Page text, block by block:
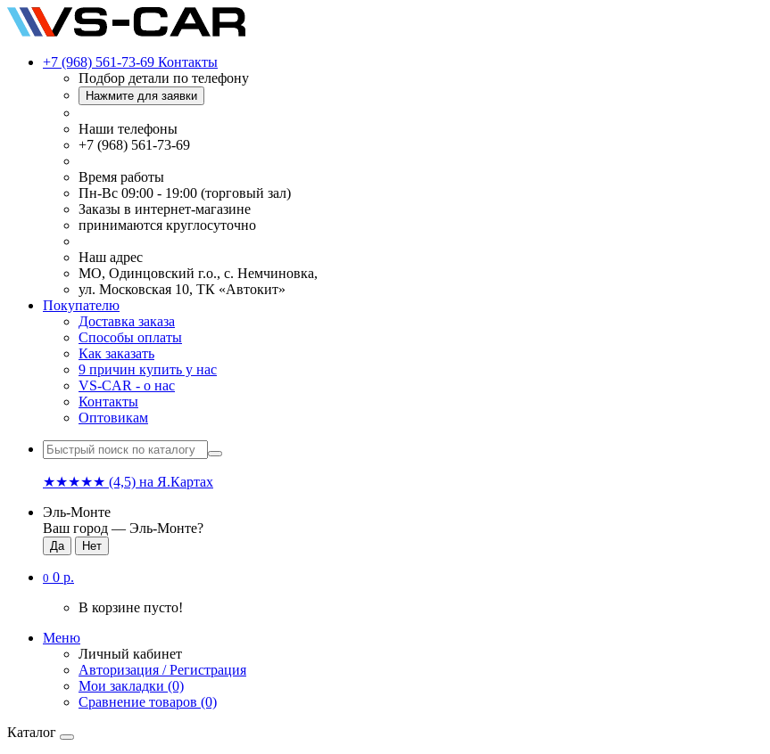
+7 (968) 561-73-69 Контакты
Подбор детали по телефону
Нажмите для заявки
Наши телефоны
+7 (968) 561-73-69
Время работы
Пн-Вс 09:00 - 19:00 (торговый зал)
Заказы в интернет-магазине
принимаются круглосуточно
Наш адрес
МО, Одинцовский г.о., с. Немчиновка,
ул. Московская 10, ТК «Автокит»
Покупателю
Доставка заказа
Способы оплаты
Как заказать
9 причин купить у нас
VS-CAR - о нас
Контакты
Оптовикам
★★★★★ (4,5) на Я.Картах
Эль-Монте
Ваш город — Эль-Монте?
0 0 р.
В корзине пусто!
Меню
Личный кабинет
Авторизация / Регистрация
Мои закладки (0)
Сравнение товаров (0)
Каталог